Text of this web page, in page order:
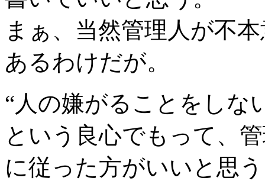
まぁ、当然管理人が不
あるわけだが。
“人の嫌がることをしな
という良心でもって、
に従った方がいいと思